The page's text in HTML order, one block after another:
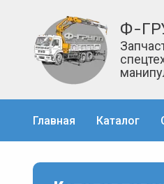
Ф-
Главная Каталог